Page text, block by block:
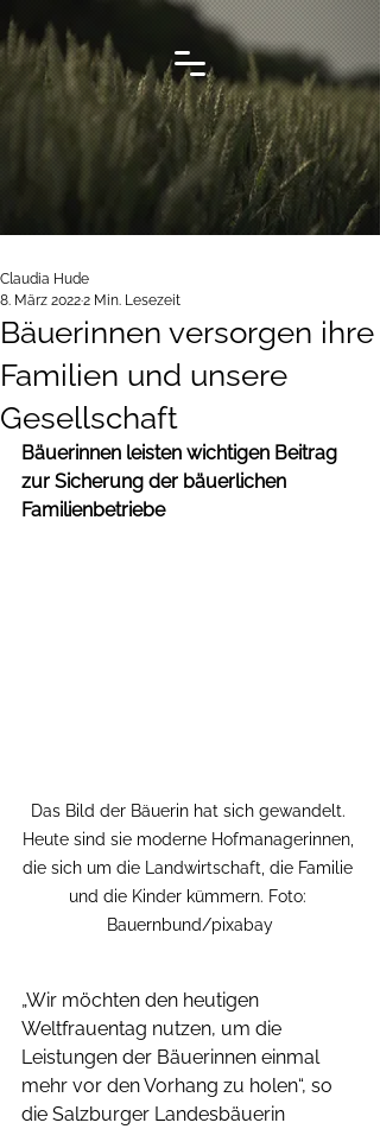
Bäuerinnen versorgen ihre
Familien und unsere
Gesellschaft
Claudia Hude
8. März 20222 Min. Lesezeit
Bäuerinnen leisten wichtigen Beitrag
zur Sicherung der bäuerlichen
Familienbetriebe
Das Bild der Bäuerin hat sich gewandelt.
Heute sind sie moderne Hofmanagerinnen,
die sich um die Landwirtschaft, die Familie
und die Kinder kümmern. Foto:
Bauernbund/pixabay
„Wir möchten den heutigen
Weltfrauentag nutzen, um die
Leistungen der Bäuerinnen einmal
mehr vor den Vorhang zu holen“, so
die Salzburger Landesbäuerin